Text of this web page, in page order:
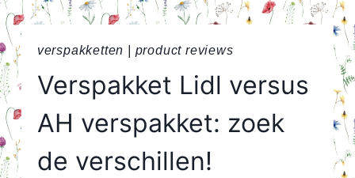
verspakketten product reviews
Verspakket Lidl versus
AH verspakket: zoek
de verschillen!